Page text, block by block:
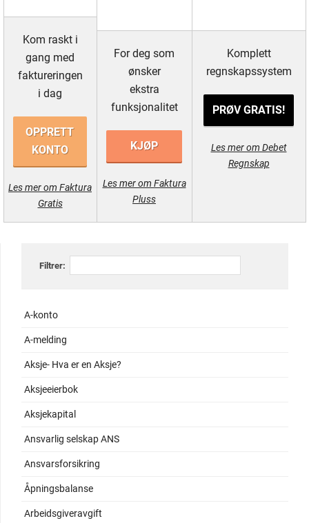
Kom raskt i
gang med
faktureringen
i dag
OPPRETT
KONTO
Les mer om Faktura
Gratis
For deg som
ønsker
ekstra
funksjonalitet
KJØP
Les mer om Faktura
Pluss
Komplett
regnskapssystem
PRØV GRATIS!
Les mer om Debet
Regnskap
Filtrer:
A-konto
A-melding
Aksje- Hva er en Aksje?
Aksjeeierbok
Aksjekapital
Ansvarlig selskap ANS
Ansvarsforsikring
Åpningsbalanse
Arbeidsgiveravgift